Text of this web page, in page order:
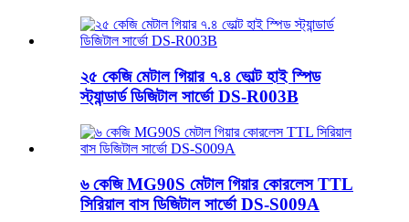
২৫ কেজি মেটাল গিয়ার ৭.৪ ভোল্ট হাই স্পিড
স্ট্যান্ডার্ড ডিজিটাল সার্ভো DS-R003B
৬ কেজি MG90S মেটাল গিয়ার কোরলেস TTL
সিরিয়াল বাস ডিজিটাল সার্ভো DS-S009A